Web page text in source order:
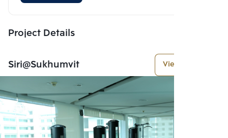
Project Details
Siri@Sukhumvit View More